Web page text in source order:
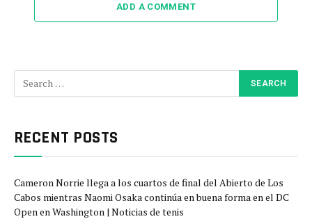
ADD A COMMENT
RECENT POSTS
Cameron Norrie llega a los cuartos de final del Abierto de Los
Cabos mientras Naomi Osaka continúa en buena forma en el DC
Open en Washington | Noticias de tenis